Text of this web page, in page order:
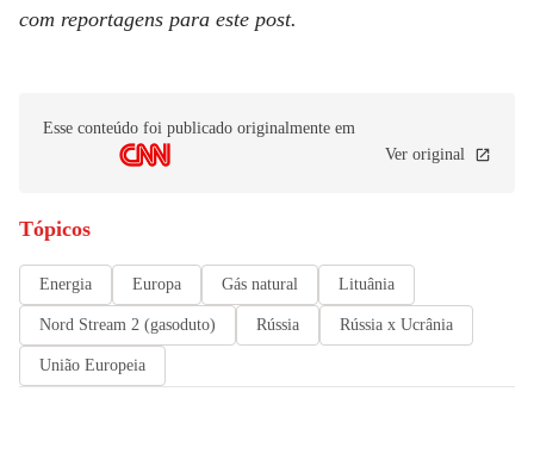
com reportagens para este post.
Esse conteúdo foi publicado originalmente em
Ver original
Tópicos
Energia Europa Gás natural Lituânia
Nord Stream 2 (gasoduto) Rússia Rússia x Ucrânia
União Europeia